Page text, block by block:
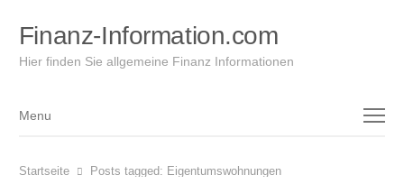
Finanz-Information.com
Hier finden Sie allgemeine Finanz Informationen
Menu
Menu
Startseite Posts tagged: Eigentumswohnungen